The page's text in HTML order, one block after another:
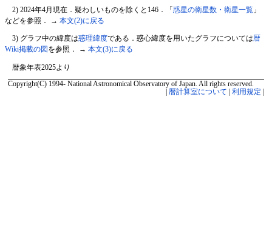
2) 2024年4月現在．疑わしいものを除くと146．「 惑星の衛星数・衛星一覧」
などを参照． → 本文(2)に戻る
3) グラフ中の緯度は惑理緯度である．惑心緯度を用いたグラフについては暦
Wiki掲載の図 を参照． → 本文(3)に戻る
暦象年表2025より
Copyright(C) 1994- National Astronomical Observatory of Japan. All rights reserved.
暦計算室について 利用規定